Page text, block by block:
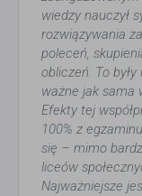
wiedzy nauczył
rozwiązywania
poleceń,
obliczeń. To
ważne jak sama
Efekty tej
100% z
się – mimo
liceów
Najważniejsze